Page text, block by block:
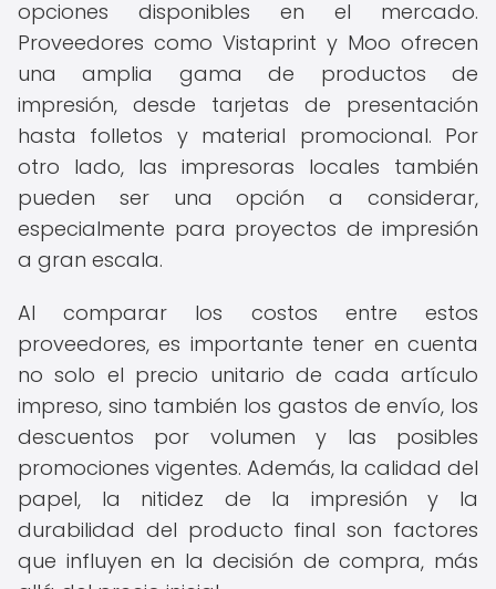
opciones disponibles en el mercado.
Proveedores como Vistaprint y Moo ofrecen
una amplia gama de productos de
impresión, desde tarjetas de presentación
hasta folletos y material promocional. Por
otro lado, las impresoras locales también
pueden ser una opción a considerar,
especialmente para proyectos de impresión
a gran escala.
Al comparar los costos entre estos
proveedores, es importante tener en cuenta
no solo el precio unitario de cada artículo
impreso, sino también los gastos de envío, los
descuentos por volumen y las posibles
promociones vigentes. Además, la calidad del
papel, la nitidez de la impresión y la
durabilidad del producto final son factores
que influyen en la decisión de compra, más